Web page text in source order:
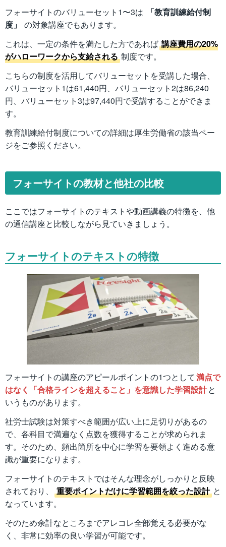
フォーサイトのバリューセット1〜3は
「教育訓練給付制
度」
の対象講座でもあります。
これは、一定の条件を満たした方であれば 講座費用の20%
がハローワークから支給される 制度です。
こちらの制度を活用してバリューセットを受講した場合、
バリューセット1は61,440円、バリューセット2は86,240
円、バリューセット3は97,440円で受講することができま
す。
教育訓練給付制度についての詳細は厚生労働省の該当ペー
ジをご参照ください。
フォーサイトの教材と他社の比較
ここではフォーサイトのテキストや動画講義の特徴を、他
の通信講座と比較しながら見ていきましょう。
フォーサイトのテキストの特徴
フォーサイトの講座のアピールポイントの1つとして満点で
はなく「合格ラインを超えること」を意識した学習設計と
いうものがあります。
社労士試験は対策すべき範囲が広い上に足切りがあるの
で、各科目で満遍なく点数を獲得することが求められま
す。そのため、頻出箇所を中心に学習を要領よく進める意
識が重要になります。
フォーサイトのテキストではそんな理念がしっかりと反映
されており、
重要ポイントだけに学習範囲を絞った設計 と
なっています。
そのため余計なところまでアレコレ全部覚える必要がな
く、非常に効率の良い学習が可能です。